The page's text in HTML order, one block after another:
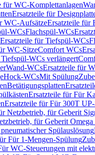
für WC-Komplettanlagen
Ersatzteile für
WC-AufsätzeErsatzteile für
WCsFlachspül-WCs
Ersatzteile für Tiefspül-WCs
WC-SitzeComfort WCs
WCs verlängert
Wand-WCsErsatzteile für
Hock-WCsMit Spülung
Betätigungsplatten
Ersatzteile für Für
Ersatzteile für Für 300T
Netzbetrieb, für Geberit
für Geberit
Spülauslösung
Für 1-Mengen-Spülung
WC-Steuerungen mit